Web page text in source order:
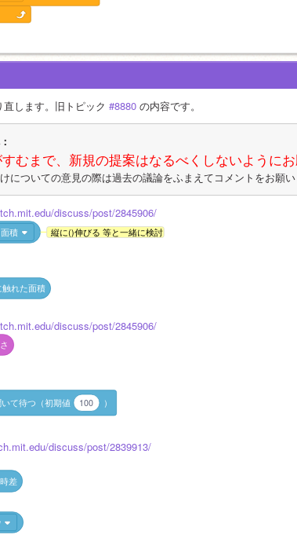
直します。旧トピック #8880 の内容です。
むまで、新規の提案はなるべくしないように
についての意見の際は過去の議論をふまえてコメントをお願
discuss/post/2845906/
面積 縦に()伸びる 等と一緒に検討
触れた面積
discuss/post/2845906/
いて待つ（初期値 100 ）
discuss/post/2839913/
差